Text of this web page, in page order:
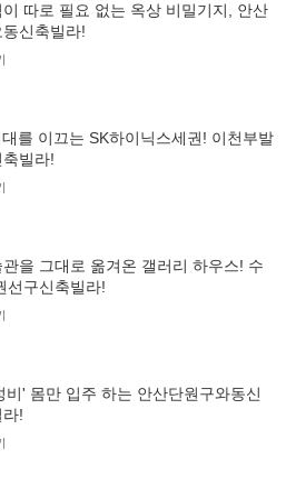
이 따로 필요 없는 옥상 비밀기지, 안산
동신축빌라!
를 이끄는 SK하이닉스세권! 이천부발
축빌라!
관을 그대로 옮겨온 갤러리 하우스! 수
선구신축빌라!
비' 몸만 입주 하는 안산단원구와동신
라!